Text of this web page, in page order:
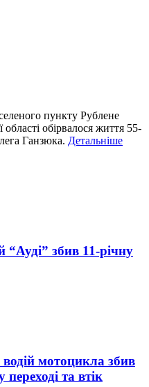
пункту Рублене
обірвалося життя 55-
Ганзюка. Детальніше
“Ауді” збив 11-річну
мотоцикла збив
та втік